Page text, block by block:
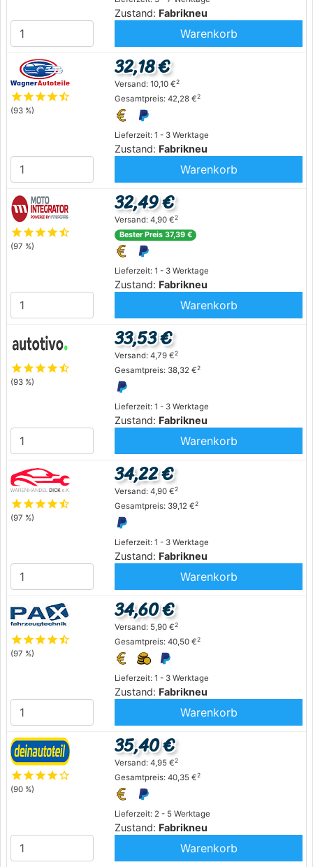
Zustand: Fabrikneu
Warenkorb
starstarstarstarstar_half
(93 %)
Lieferzeit: 1 - 3 Werktage
Zustand: Fabrikneu
32,18 €
Versand: 10,10 €2
Gesamtpreis: 42,28 €2
Warenkorb
starstarstarstarstar_half
(97 %)
Lieferzeit: 1 - 3 Werktage
Zustand: Fabrikneu
32,49 €
Versand: 4,90 €2
Bester Preis 37,39 €
Warenkorb
starstarstarstarstar_half
(93 %)
Lieferzeit: 1 - 3 Werktage
Zustand: Fabrikneu
33,53 €
Versand: 4,79 €2
Gesamtpreis: 38,32 €2
Warenkorb
starstarstarstarstar_half
(97 %)
Lieferzeit: 1 - 3 Werktage
Zustand: Fabrikneu
34,22 €
Versand: 4,90 €2
Gesamtpreis: 39,12 €2
Warenkorb
starstarstarstarstar_half
(97 %)
Lieferzeit: 1 - 3 Werktage
Zustand: Fabrikneu
34,60 €
Versand: 5,90 €2
Gesamtpreis: 40,50 €2
Warenkorb
starstarstarstarstar_outline
(90 %)
Lieferzeit: 2 - 5 Werktage
Zustand: Fabrikneu
35,40 €
Versand: 4,95 €2
Gesamtpreis: 40,35 €2
Warenkorb